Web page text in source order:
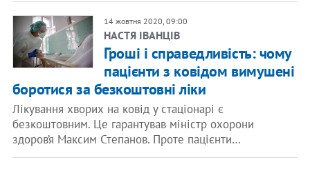
14 жовтня 2020, 09:00
НАСТЯ ІВАНЦІВ
Гроші і справедливість: чому
пацієнти з ковідом вимушені
боротися за безкоштовні ліки
Лікування хворих на ковід у стаціонарі є
безкоштовним. Це гарантував міністр охорони
здоров’я Максим Степанов. Проте пацієнти…